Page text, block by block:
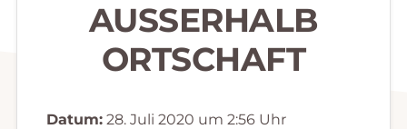
AUSSERHALB O
RTSCHAFT
Datum:28. Juli 2020 um 2:56 Uhr